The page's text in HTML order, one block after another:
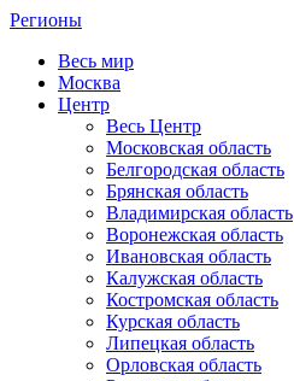
Регионы
Весь мир
Москва
Центр
Весь Центр
Московская область
Белгородская область
Брянская область
Владимирская область
Воронежская область
Ивановская область
Калужская область
Костромская область
Курская область
Липецкая область
Орловская область